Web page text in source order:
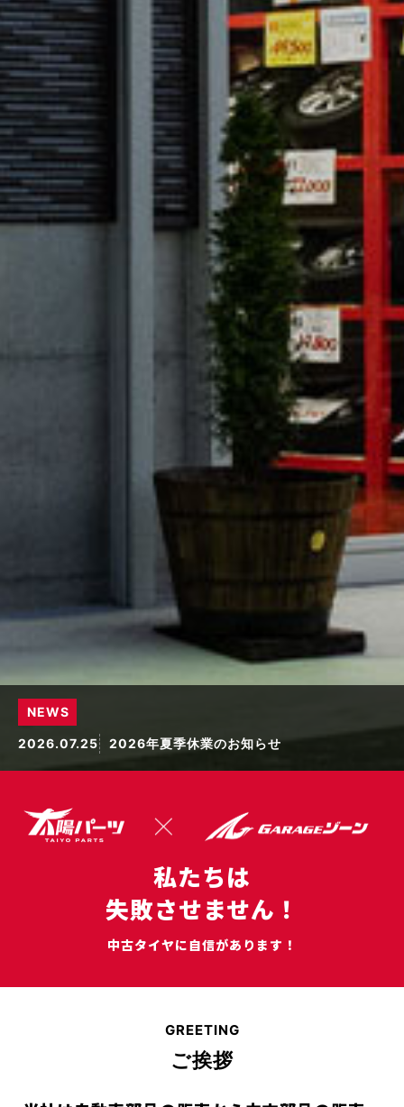
NEWS
2026.07.25
2026年夏季休業のお知らせ
2026.07.25
2026.07.25
2026年夏季休業のお知らせ
私たちは
失敗させません！
中古タイヤに自信があります！
GREETING
ご挨拶